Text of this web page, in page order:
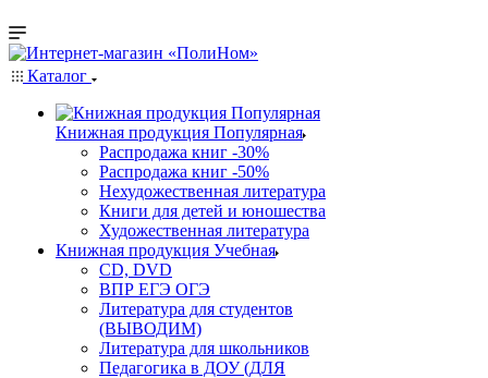
Каталог
Книжная продукция Популярная
Распродажа книг -30%
Распродажа книг -50%
Нехудожественная литература
Книги для детей и юношества
Художественная литература
Книжная продукция Учебная
CD, DVD
ВПР ЕГЭ ОГЭ
Литература для студентов
(ВЫВОДИМ)
Литература для школьников
Педагогика в ДОУ (ДЛЯ